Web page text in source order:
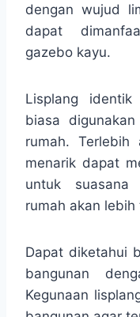
dengan wujud
dapat
gazebo kayu.
Lisplang identik
biasa
rumah. Terlebih
menarik dapat
untuk suasana
rumah akan
Dapat diketahui
bangunan
Kegunaan